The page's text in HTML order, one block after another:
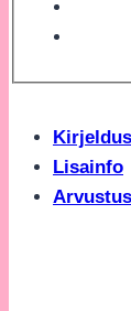
Kirjeldus
Lisainfo